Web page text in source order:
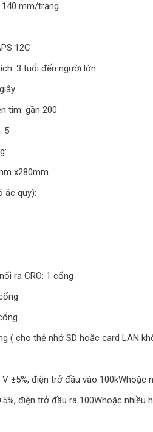
140 mm/trang
12C
3 tuổi đến người lớn.
tim: gần 200
5
x280mm
ắc quy):
ra CRO: 1 cổng
( cho thẻ nhớ SD hoặc card LAN
±5%, điện trở đầu vào 100kWhoặc
điện trở đầu ra 100Whoặc nhiều